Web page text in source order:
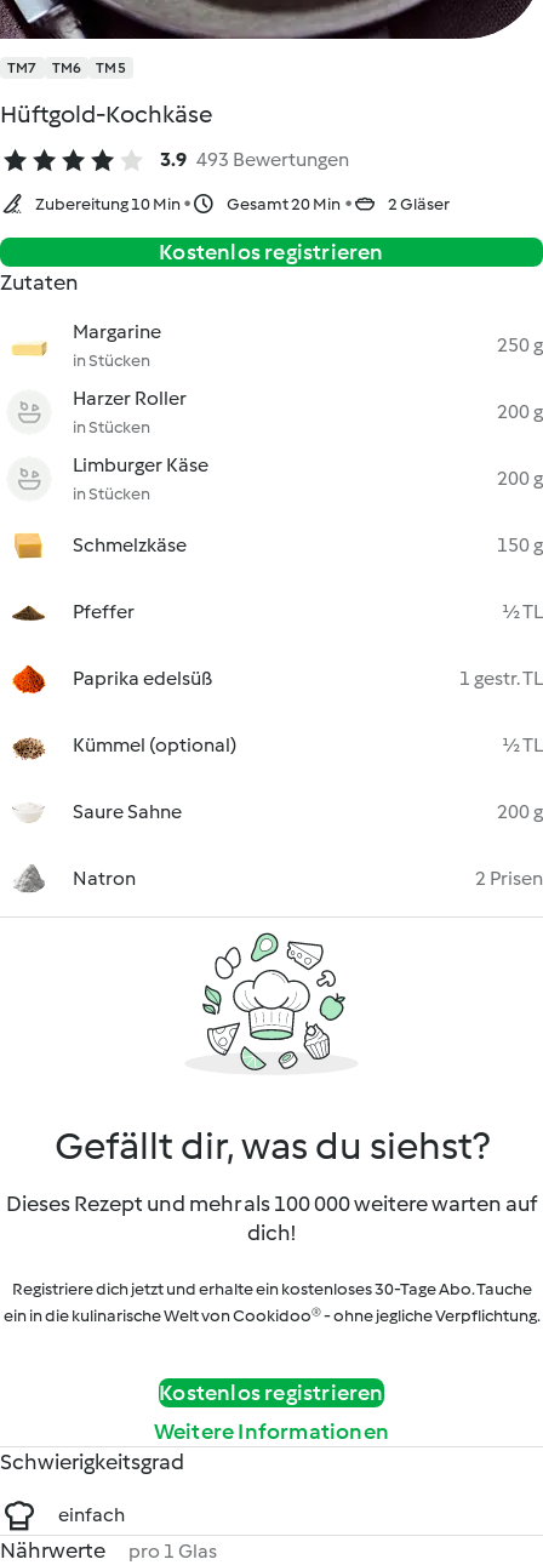
TM7 TM6 TM5
Hüftgold-Kochkäse
3.9 493 Bewertungen
Zubereitung 10 Min Gesamt 20 Min 2 Gläser
Kostenlos registrieren
Zutaten
Margarine
in Stücken
250 g
Harzer Roller
in Stücken
200 g
Limburger Käse
in Stücken
200 g
Schmelzkäse 150 g
Pfeffer ½ TL
Paprika edelsüß 1 gestr. TL
Kümmel (optional) ½ TL
Saure Sahne 200 g
Natron 2 Prisen
Gefällt dir, was du siehst?
Dieses Rezept und mehr als 100 000 weitere warten auf
dich!
Registriere dich jetzt und erhalte ein kostenloses 30-Tage Abo. Tauche
ein in die kulinarische Welt von Cookidoo® - ohne jegliche Verpflichtung.
Kostenlos registrieren
Weitere Informationen
Schwierigkeitsgrad
einfach
Nährwerte pro 1 Glas